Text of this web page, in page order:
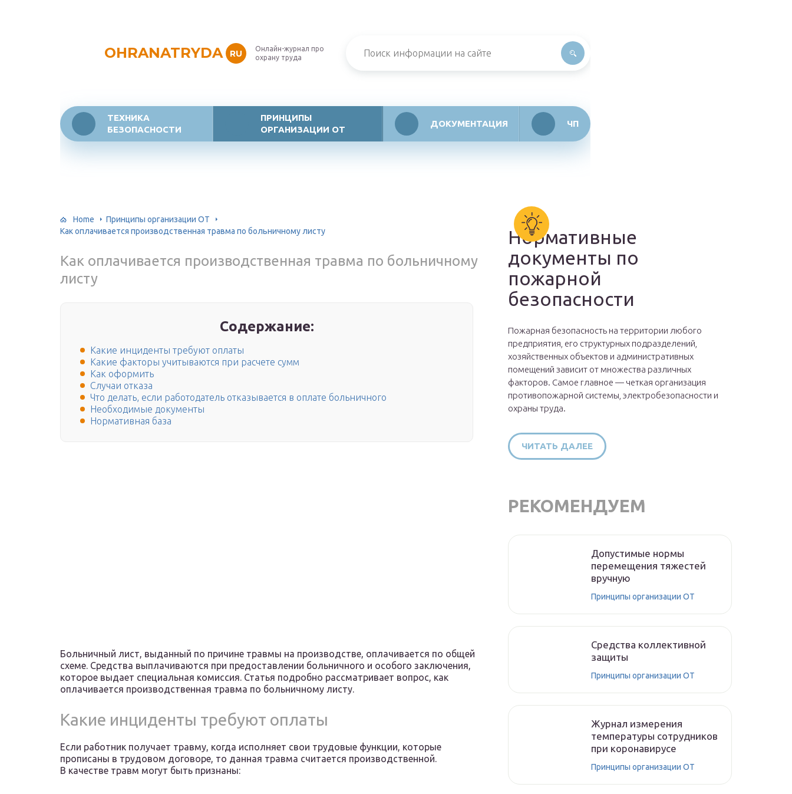
OHRANATRYDA RU
Онлайн-журнал про
охрану труда
ТЕХНИКА
БЕЗОПАСНОСТИ
ПРИНЦИПЫ
ОРГАНИЗАЦИИ ОТ
ДОКУМЕНТАЦИЯ ЧП
Home
Принципы организации ОТ
Как оплачивается производственная травма по больничному листу
Как оплачивается производственная травма по больничному
листу
Содержание:
Какие инциденты требуют оплаты
Какие факторы учитываются при расчете сумм
Как оформить
Случаи отказа
Что делать, если работодатель отказывается в оплате больничного
Необходимые документы
Нормативная база
Больничный лист, выданный по причине травмы на производстве, оплачивается по общей
схеме. Средства выплачиваются при предоставлении больничного и особого заключения,
которое выдает специальная комиссия. Статья подробно рассматривает вопрос, как
оплачивается производственная травма по больничному листу.
Какие инциденты требуют оплаты
Если работник получает травму, когда исполняет свои трудовые функции, которые
прописаны в трудовом договоре, то данная травма считается производственной.
В качестве травм могут быть признаны:
Нормативные
документы по
пожарной
безопасности
Пожарная безопасность на территории любого
предприятия, его структурных подразделений,
хозяйственных объектов и административных
помещений зависит от множества различных
факторов. Самое главное — четкая организация
противопожарной системы, электробезопасности и
охраны труда.
ЧИТАТЬ ДАЛЕЕ
РЕКОМЕНДУЕМ
Допустимые нормы
перемещения тяжестей
вручную
Принципы организации ОТ
Средства коллективной
защиты
Принципы организации ОТ
Журнал измерения
температуры сотрудников
при коронавирусе
Принципы организации ОТ